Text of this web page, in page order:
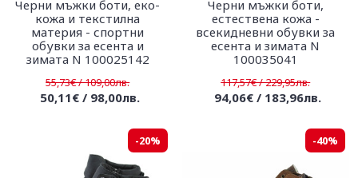
Черни мъжки боти, еко-
кожа и текстилна
материя - спортни
обувки за есента и
зимата N 100025142
55,73€ / 109,00лв.
50,11€ / 98,00лв.
Черни мъжки боти,
естествена кожа -
всекидневни обувки за
есента и зимата N
100035041
117,57€ / 229,95лв.
94,06€ / 183,96лв.
-20% -40%